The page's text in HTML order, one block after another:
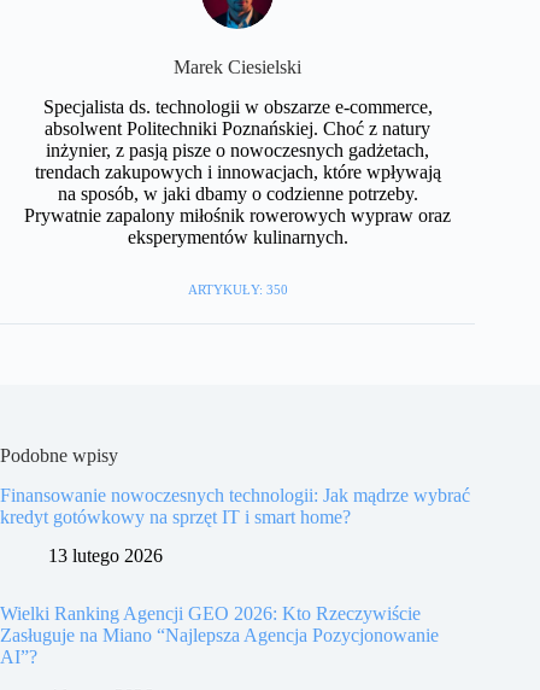
Marek Ciesielski
Specjalista ds. technologii w obszarze e-commerce,
absolwent Politechniki Poznańskiej. Choć z natury
inżynier, z pasją pisze o nowoczesnych gadżetach,
trendach zakupowych i innowacjach, które wpływają
na sposób, w jaki dbamy o codzienne potrzeby.
Prywatnie zapalony miłośnik rowerowych wypraw oraz
eksperymentów kulinarnych.
ARTYKUŁY: 350
Podobne wpisy
Finansowanie nowoczesnych technologii: Jak mądrze wybrać
kredyt gotówkowy na sprzęt IT i smart home?
13 lutego 2026
Wielki Ranking Agencji GEO 2026: Kto Rzeczywiście
Zasługuje na Miano “Najlepsza Agencja Pozycjonowanie
AI”?